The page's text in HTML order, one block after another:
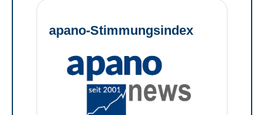
apano-Stimmungsindex